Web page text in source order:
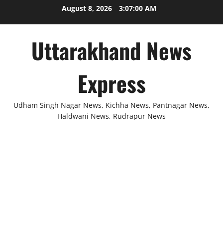
August 8, 2026 3:07:00 AM
Uttarakhand News
Express
Udham Singh Nagar News, Kichha News, Pantnagar News,
Haldwani News, Rudrapur News